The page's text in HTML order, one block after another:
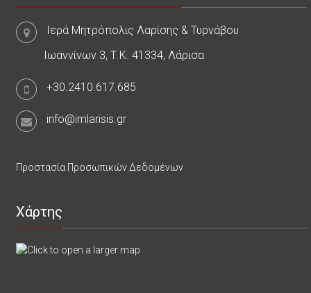
Ιερά Μητρόπολις Λαρίσης & Τυρνάβου
Ιωαννίνων 3, Τ.Κ. 41334, Λάρισα
+30.2410.617.685
info@imlarisis.gr
Προστασία Προσωπικών Δεδομένων
Χάρτης